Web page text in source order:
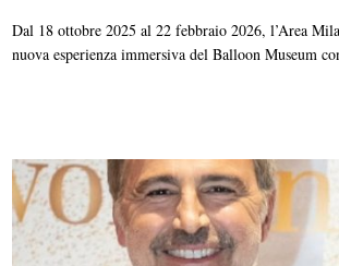
Dal 18 ottobre 2025 al 22 febbraio 2026, l’Area
nuova esperienza immersiva del Balloon Museum